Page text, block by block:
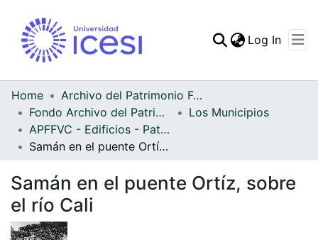
Statistics
Log In
Home
Archivo del Patrimonio Fotográfico y Fílmico del Valle del Cauca
Fondo Archivo del Patrimonio Fotográfico y Fílmico del Valle del Cauca
Los Municipios
APFFVC - Edificios - Patrimonial
Samán en el puente Ortíz, sobre el río Cali
Samán en el puente Ortíz, sobre
el río Cali